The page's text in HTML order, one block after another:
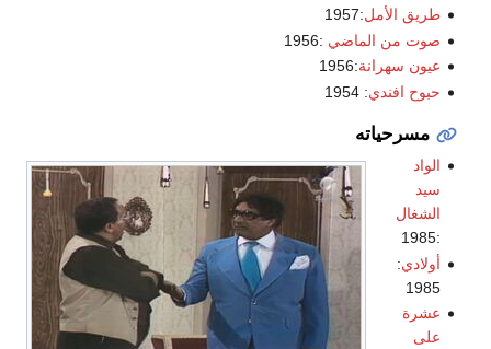
طريق الأمل:1957
صوت من الماضي:1956
عيون سهرانة:1956
حبوح افندي: 1954
مسرحياته
الواد
الشغال
أولادي:
1985
عشرة